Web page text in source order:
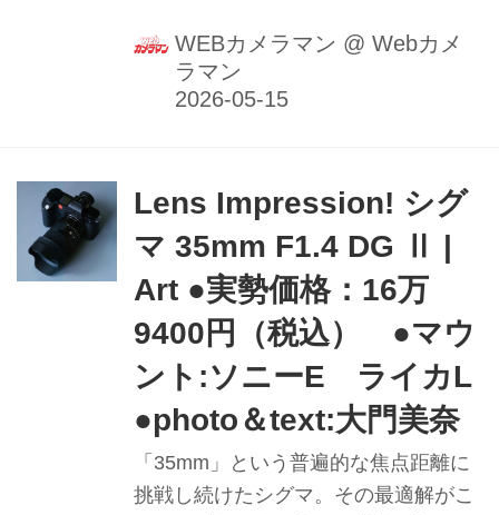
（TAMRON）の交換レンズ群です。本
記事では、タムロンがなぜ今ニコンZ
マウントにこれほどまでに力を入れて
すすめのタムロンレンズを徹底的に解
説します。※本記事は、過去にwebカ
メラマンで発表されたレビュー記事を
まとめ、再構成したものです。
WEBカメラマン @ Webカメ
ラマン
Lens Impression! シグ
マ 35mm F1.4 DG Ⅱ |
Art ●実勢価格：16万
9400円（税込） ●マウ
ント:ソニーE ライカL
●photo＆text:大門美奈
「35mm」という普遍的な焦点距離に
挑戦し続けたシグマ。その最適解がこ